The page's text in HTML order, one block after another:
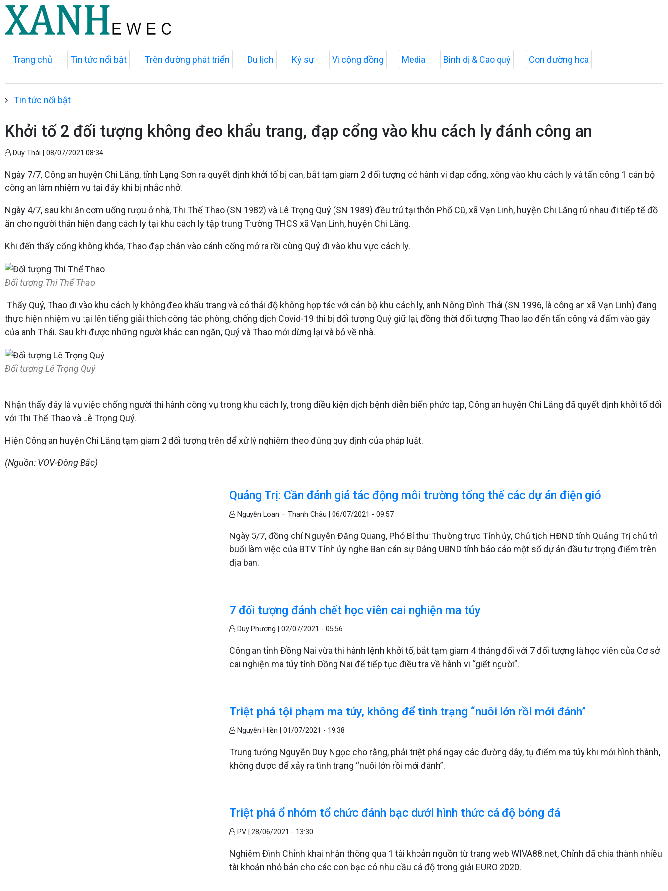
Trang chủ Tin tức nổi bật Trên đường phát triển Du lịch Ký sự Vì cộng đồng Media Bình dị & Cao quý Con đường hoa
Tin tức nổi bật
Khởi tố 2 đối tượng không đeo khẩu trang, đạp cổng vào khu cách ly đánh công an
Duy Thái | 08/07/2021 08:34
Ngày 7/7, Công an huyện Chi Lăng, tỉnh Lạng Sơn ra quyết định khởi tố bị can, bắt tạm giam 2 đối tượng có hành vi đạp cổng, xông vào khu cách ly và tấn công 1 cán bộ
công an làm nhiệm vụ tại đây khi bị nhắc nhở.
Ngày 4/7, sau khi ăn cơm uống rượu ở nhà, Thi Thể Thao (SN 1982) và Lê Trọng Quý (SN 1989) đều trú tại thôn Phố Cũ, xã Vạn Linh, huyện Chi Lăng rủ nhau đi tiếp tế đồ
ăn cho người thân hiện đang cách ly tại khu cách ly tập trung Trường THCS xã Vạn Linh, huyện Chi Lăng.
Khi đến thấy cổng không khóa, Thao đạp chân vào cánh cổng mở ra rồi cùng Quý đi vào khu vực cách ly.
Đối tượng Thi Thể Thao
Thấy Quý, Thao đi vào khu cách ly không đeo khẩu trang và có thái độ không hợp tác với cán bộ khu cách ly, anh Nông Đình Thái (SN 1996, là công an xã Vạn Linh) đang
thực hiện nhiệm vụ tại lên tiếng giải thích công tác phòng, chống dịch Covid-19 thì bị đối tượng Quý giữ lại, đồng thời đối tượng Thao lao đến tấn công và đấm vào gáy
của anh Thái. Sau khi được những người khác can ngăn, Quý và Thao mới dừng lại và bỏ về nhà.
Đối tượng Lê Trọng Quý
Nhận thấy đây là vụ việc chống người thi hành công vụ trong khu cách ly, trong điều kiện dịch bệnh diễn biến phức tạp, Công an huyện Chi Lăng đã quyết định khởi tố đối
với Thi Thể Thao và Lê Trọng Quý.
Hiện Công an huyện Chi Lăng tạm giam 2 đối tượng trên để xử lý nghiêm theo đúng quy định của pháp luật.
(Nguồn: VOV-Đông Bắc)
Quảng Trị: Cần đánh giá tác động môi trường tổng thế các dự án điện gió
Nguyễn Loan – Thanh Châu |06/07/2021 - 09:57
Ngày 5/7, đồng chí Nguyễn Đăng Quang, Phó Bí thư Thường trực Tỉnh ủy, Chủ tịch HĐND tỉnh Quảng Trị chủ trì
buổi làm việc của BTV Tỉnh ủy nghe Ban cán sự Đảng UBND tỉnh báo cáo một số dự án đầu tư trọng điểm trên
địa bàn.
7 đối tượng đánh chết học viên cai nghiện ma túy
Duy Phương |02/07/2021 - 05:56
Công an tỉnh Đồng Nai vừa thi hành lệnh khởi tố, bắt tạm giam 4 tháng đối với 7 đối tượng là học viên của Cơ sở
cai nghiện ma túy tỉnh Đồng Nai để tiếp tục điều tra về hành vi “giết người”.
Triệt phá tội phạm ma túy, không để tình trạng “nuôi lớn rồi mới đánh”
Nguyễn Hiền |01/07/2021 - 19:38
Trung tướng Nguyễn Duy Ngọc cho rằng, phải triệt phá ngay các đường dây, tụ điểm ma túy khi mới hình thành,
không được để xảy ra tình trạng “nuôi lớn rồi mới đánh”.
Triệt phá ổ nhóm tổ chức đánh bạc dưới hình thức cá độ bóng đá
PV |28/06/2021 - 13:30
Nghiêm Đình Chỉnh khai nhận thông qua 1 tài khoản nguồn từ trang web WIVA88.net, Chỉnh đã chia thành nhiều
tài khoản nhỏ bán cho các con bạc có nhu cầu cá độ trong giải EURO 2020.